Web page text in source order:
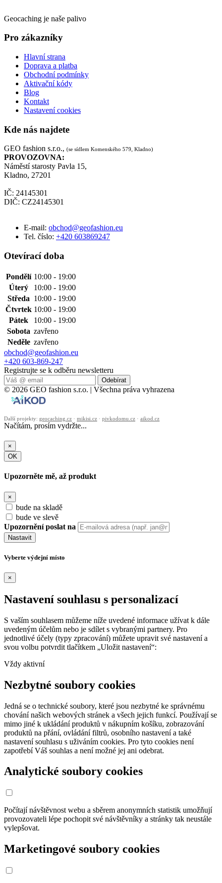
Geocaching je naše palivo
Pro zákazníky
Hlavní strana
Doprava a platba
Obchodní podmínky
Aktivační kódy
Blog
Kontakt
Nastavení cookies
Kde nás najdete
GEO fashion s.r.o., (se sídlem Komenského 579, Kladno)
PROVOZOVNA:
Náměstí starosty Pavla 15,
Kladno, 27201
IČ: 24145301
DIČ: CZ24145301
E-mail: obchod@geofashion.eu
Tel. číslo: +420 603869247
Otevírací doba
Pondělí 10:00 - 19:00
Úterý
10:00 - 19:00
Středa 10:00 - 19:00
Čtvrtek 10:00 - 19:00
Pátek
10:00 - 19:00
Sobota zavřeno
Neděle zavřeno
obchod@geofashion.eu
+420 603-869-247
Registrujte se k odběru newsletteru
Odebírat
© 2026 GEO fashion s.r.o. | Všechna práva vyhrazena
Další projekty: geocaching.cz · mikisi.cz · pivkodomu.cz · aikod.cz
Načítám, prosím vydržte...
×
OK
Upozorněte mě, až produkt
×
bude na skladě
bude ve slevě
Upozornění poslat na
Nastavit
Vyberte výdejní místo
×
Nastavení souhlasu s personalizací
S vaším souhlasem můžeme níže uvedené informace užívat k dále
uvedeným účelům nebo je sdílet s vybranými partnery. Pro
jednotlivé účely (typy zpracování) můžete upravit své nastavení a
svou volbu potvrdit tlačítkem „Uložit nastavení“:
Vždy aktivní
Nezbytné soubory cookies
Jedná se o technické soubory, které jsou nezbytné ke správnému
chování našich webových stránek a všech jejich funkcí. Používají se
mimo jiné k ukládání produktů v nákupním košíku, zobrazování
produktů na přání, ovládání filtrů, osobního nastavení a také
nastavení souhlasu s uživáním cookies. Pro tyto cookies není
zapotřebí Váš souhlas a není možné jej ani odebrat.
Analytické soubory cookies
Počítají návštěvnost webu a sběrem anonymních statistik umožňují
provozovateli lépe pochopit své návštěvníky a stránky tak neustále
vylepšovat.
Marketingové soubory cookies